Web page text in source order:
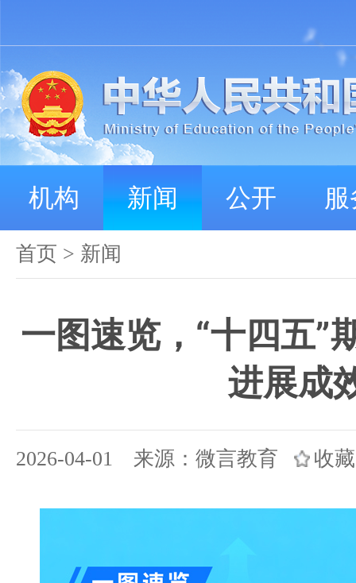
机构 新闻 公开
首页 > 新闻
一图速览，“十四五”
进展成
2026-04-01 来源：微言教育 收藏